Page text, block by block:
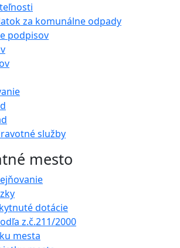
za komunálne odpady
podpisov
služby
mesto
dotácie
z.č.211/2000
mesta